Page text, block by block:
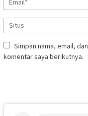
Simpan nama, email,
komentar saya berikutnya.